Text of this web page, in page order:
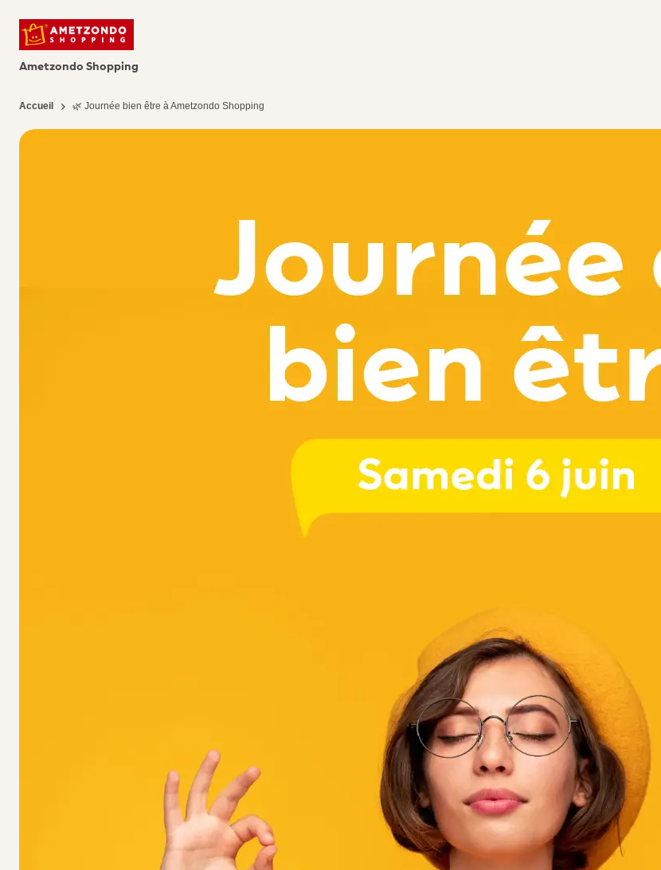
Ametzondo Shopping
Accueil 🌿 Journée bien être à Ametzondo Shopping